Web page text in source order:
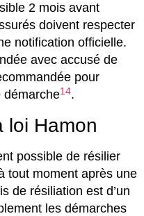
2 mois avant
doivent respecter
notification officielle.
avec accusé de
pour
démarche14.
loi Hamon
possible de résilier
tout moment après une
de résiliation est d’un
les démarches